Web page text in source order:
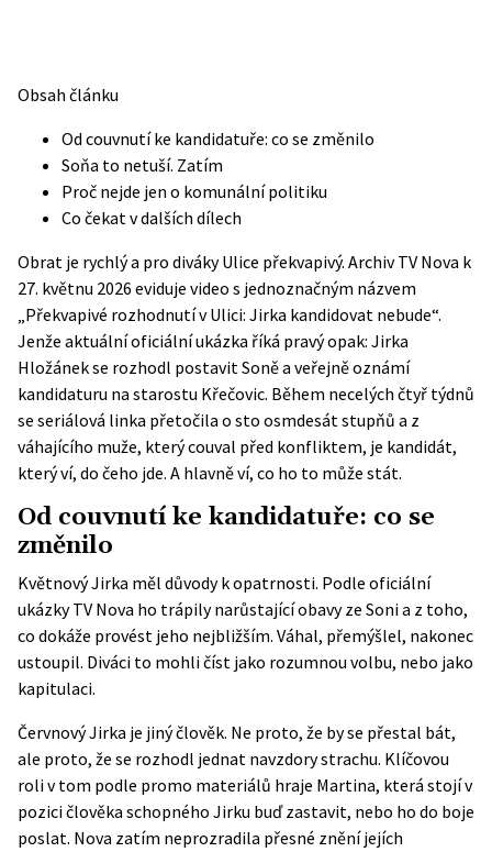
Obsah článku
Od couvnutí ke kandidatuře: co se změnilo
Soňa to netuší. Zatím
Proč nejde jen o komunální politiku
Co čekat v dalších dílech
Obrat je rychlý a pro diváky Ulice překvapivý. Archiv TV Nova k
27. květnu 2026 eviduje video s jednoznačným názvem
„Překvapivé rozhodnutí v Ulici: Jirka kandidovat nebude“.
Jenže aktuální oficiální ukázka říká pravý opak: Jirka
Hložánek se rozhodl postavit Soně a veřejně oznámí
kandidaturu na starostu Křečovic. Během necelých čtyř týdnů
se seriálová linka přetočila o sto osmdesát stupňů a z
váhajícího muže, který couval před konfliktem, je kandidát,
který ví, do čeho jde. A hlavně ví, co ho to může stát.
Od couvnutí ke kandidatuře: co se
změnilo
Květnový Jirka měl důvody k opatrnosti. Podle oficiální
ukázky TV Nova ho trápily narůstající obavy ze Soni a z toho,
co dokáže provést jeho nejbližším. Váhal, přemýšlel, nakonec
ustoupil. Diváci to mohli číst jako rozumnou volbu, nebo jako
kapitulaci.
Červnový Jirka je jiný člověk. Ne proto, že by se přestal bát,
ale proto, že se rozhodl jednat navzdory strachu. Klíčovou
roli v tom podle promo materiálů hraje Martina, která stojí v
pozici člověka schopného Jirku buď zastavit, nebo ho do boje
poslat. Nova zatím neprozradila přesné znění jejích